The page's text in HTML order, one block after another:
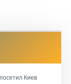
Киев